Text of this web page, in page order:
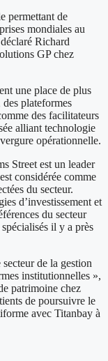
permettant de
mondiales au
Richard
GP chez
une place de plus
plateformes
des facilitateurs
alliant technologie
opérationnelle.
Street est un leader
considérée comme
du secteur.
d’investissement et
du secteur
il y a près
de la gestion
institutionnelles »,
patrimoine chez
de poursuivre le
avec Titanbay à